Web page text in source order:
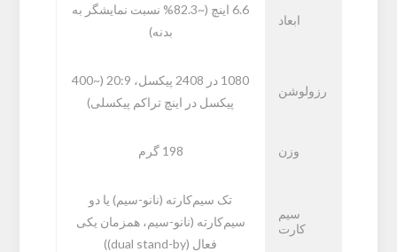
ابعاد
6.6 اینچ (~82.3% نسبت نمایشگر به
بدنه)
رزولوشن
1080 در 2408 پیکسل، 20:9 (~400
پیکسل در اینچ تراکم پیکسلی)
وزن 198 گرم
سیم
کارت
تک سیم‌کارته (نانو-سیم) یا دو
سیم‌کارته (نانو-سیم، همزمان یکی
فعال (dual stand-by))